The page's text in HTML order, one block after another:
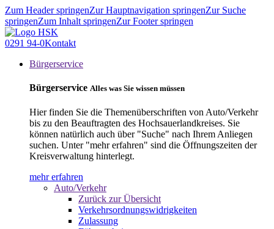
Zum Header springenZur Hauptnavigation springenZur Suche
springenZum Inhalt springenZur Footer springen
0291 94-0Kontakt
Bürgerservice
Bürgerservice Alles was Sie wissen müssen
Hier finden Sie die Themenüberschriften von Auto/Verkehr
bis zu den Beauftragten des Hochsauerlandkreises. Sie
können natürlich auch über "Suche" nach Ihrem Anliegen
suchen. Unter "mehr erfahren" sind die Öffnungszeiten der
Kreisverwaltung hinterlegt.
mehr erfahren
Auto/Verkehr
Zurück zur Übersicht
Verkehrsordnungswidrigkeiten
Zulassung